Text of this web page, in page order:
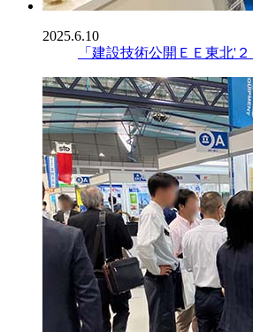
2025.6.10
「建設技術公開ＥＥ東北'